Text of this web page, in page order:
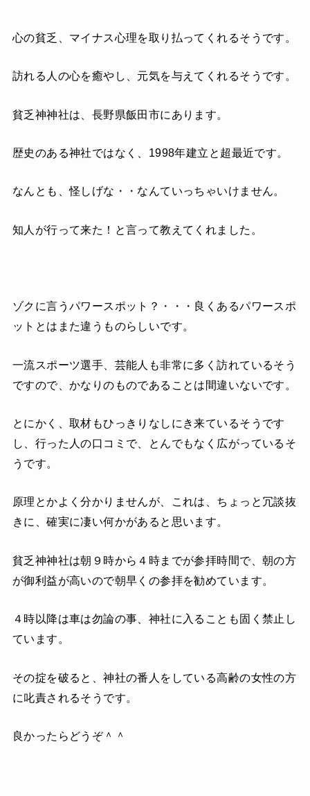
心の貧乏、マイナス心理を取り払ってくれるそうです。
訪れる人の心を癒やし、元気を与えてくれるそうです。
貧乏神神社は、長野県飯田市にあります。
歴史のある神社ではなく、1998年建立と超最近です。
なんとも、怪しげな・・なんていっちゃいけません。
知人が行って来た！と言って教えてくれました。
ゾクに言うパワースポット？・・・良くあるパワースポ
ットとはまた違うものらしいです。
一流スポーツ選手、芸能人も非常に多く訪れているそう
ですので、かなりのものであることは間違いないです。
とにかく、取材もひっきりなしにき来ているそうです
し、行った人の口コミで、とんでもなく広がっているそ
うです。
原理とかよく分かりませんが、これは、ちょっと冗談抜
きに、確実に凄い何かがあると思います。
貧乏神神社は朝９時から４時までが参拝時間で、朝の方
が御利益が高いので朝早くの参拝を勧めています。
４時以降は車は勿論の事、神社に入ることも固く禁止し
ています。
その掟を破ると、神社の番人をしている高齢の女性の方
に叱責されるそうです。
良かったらどうぞ＾＾